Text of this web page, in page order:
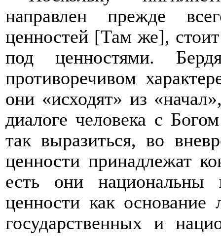
направлен прежде
ценностей [Там же],
под ценностями.
противоречивом
они «исходят» из
диалоге человека с
так выразиться, во
ценности принадлежат
есть они национальны
ценности как
государственных и